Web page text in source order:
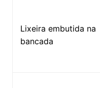
Lixeira embutida na
bancada